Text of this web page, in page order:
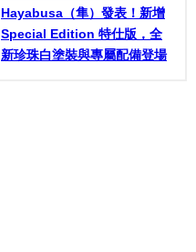
Hayabusa（隼）發表！新增
Special Edition 特仕版，全
新珍珠白塗裝與專屬配備登場